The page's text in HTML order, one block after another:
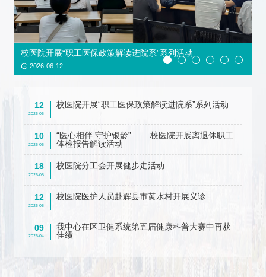
校医院开展“职工医保政策解读进院系”系列活动
2026-06-12
12
2026-06
校医院开展“职工医保政策解读进院系”系列活动
10
2026-06
“医心相伴 守护银龄” ——校医院开展离退休职工
体检报告解读活动
18
2026-05
校医院分工会开展健步走活动
12
2026-05
校医院医护人员赴辉县市黄水村开展义诊
09
2026-04
我中心在区卫健系统第五届健康科普大赛中再获
佳绩